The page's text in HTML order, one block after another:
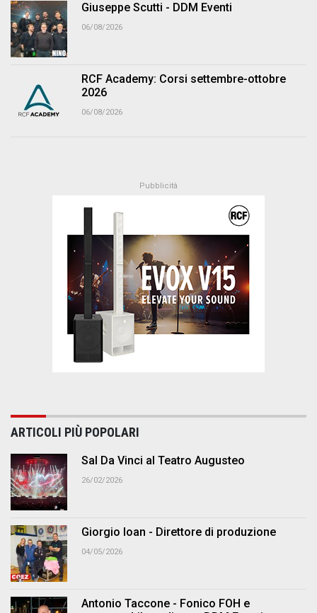
Giuseppe Scutti - DDM Eventi
06/08/2026
RCF Academy: Corsi settembre-ottobre
2026
06/08/2026
ARTICOLI PIÙ POPOLARI
Sal Da Vinci al Teatro Augusteo
26/02/2026
Giorgio Ioan - Direttore di produzione
04/05/2026
Antonio Taccone - Fonico FOH e